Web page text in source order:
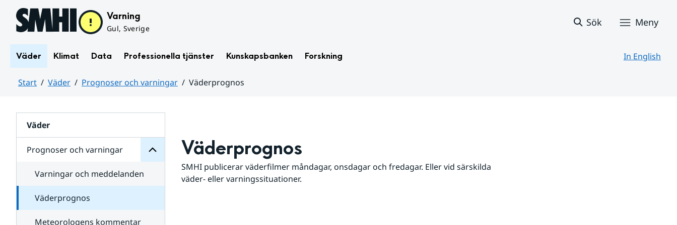
Hoppa till sidans innehåll Varning
Gul, Sverige
Sök Meny
Väder Klimat Data Professionella tjänster Kunskapsbanken Forskning In English
Start Väder Prognoser och varningar
Väderprognos
Väder
Prognoser och varningar
för
varningar
Varningar och meddelanden
Väderprognos
Meteorologens kommentar
Väderprognos
SMHI publicerar väderfilmer måndagar, onsdagar och fredagar. Eller vid särskilda
väder- eller varningssituationer.